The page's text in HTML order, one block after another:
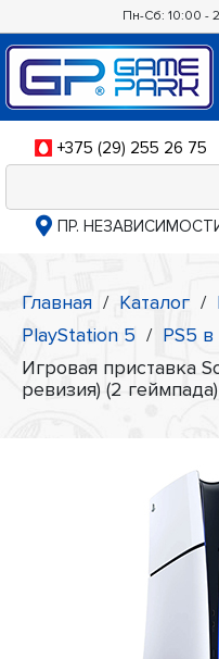
Пн-Сб: 10:00 -
+375 (29) 255 26 75
ПР.
Главная / Каталог /
PlayStation 5 / PS5
Игровая приставка
ревизия) (2 геймпада)